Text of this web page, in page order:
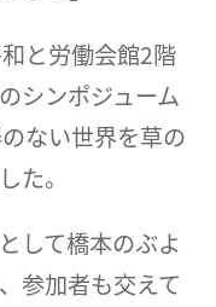
と労働会館2階
シンポジューム
ない世界を草の
た。
して橋本のぶよ
参加者も交えて